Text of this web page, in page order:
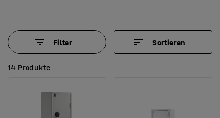
Filter Sortieren
14 Produkte